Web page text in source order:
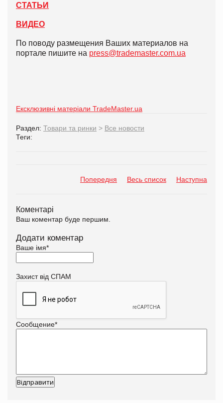
СТАТЬИ
ВИДЕО
По поводу размещения Ваших материалов на
портале пишите на press@trademaster.com.ua
Ексклюзивні матеріали TradeMaster.ua
Раздел: Товари та ринки > Все новости
Теги:
Попередня Весь список Наступна
Коментарі
Ваш коментар буде першим.
Додати коментар
Ваше імя*
Захист від СПАМ
Сообщение*